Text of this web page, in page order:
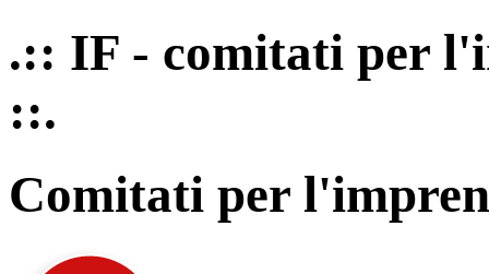
.:: IF - comitati per
::.
Comitati per